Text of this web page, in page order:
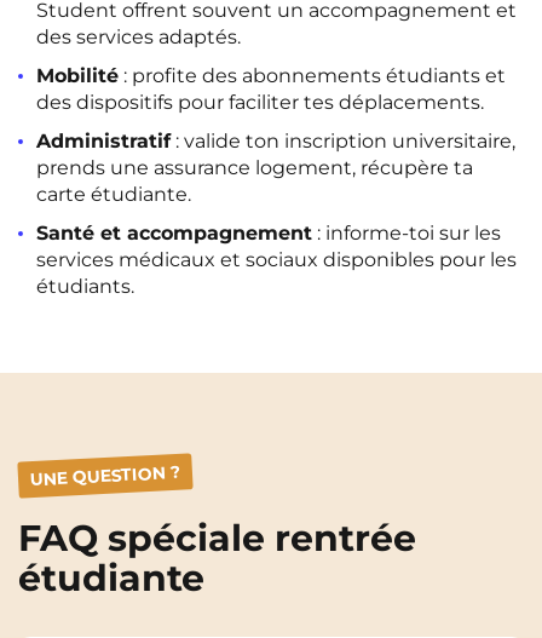
Student offrent souvent un accompagnement et
des services adaptés.
Mobilité : profite des abonnements étudiants et
des dispositifs pour faciliter tes déplacements.
Administratif: valide ton inscription universitaire,
prends une assurance logement, récupère ta
carte étudiante.
Santé et accompagnement : informe-toi sur les
services médicaux et sociaux disponibles pour les
étudiants.
UNE QUESTION ?
FAQ spéciale rentrée
étudiante